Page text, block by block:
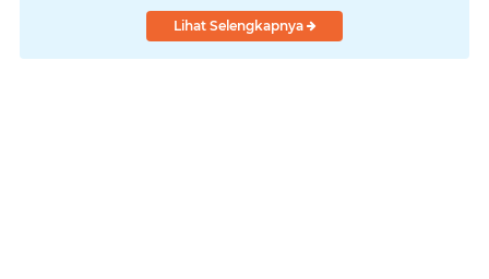
Lihat Selengkapnya